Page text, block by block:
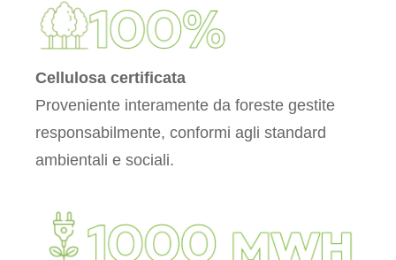
Cellulosa certificata
Proveniente interamente da foreste gestite
responsabilmente, conformi agli standard
ambientali e sociali.